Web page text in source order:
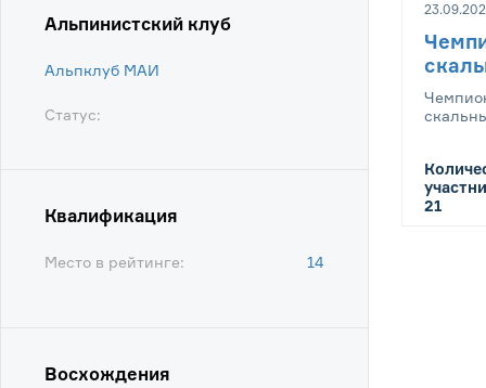
Альпинистский клуб
Альпклуб МАИ
Статус:
Квалификация
Место в рейтинге: 14
Восхождения
21